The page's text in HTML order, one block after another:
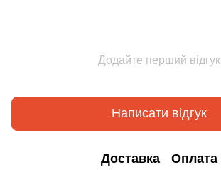
Додайте перший відгук
Написати відгук
Доставка Оплата